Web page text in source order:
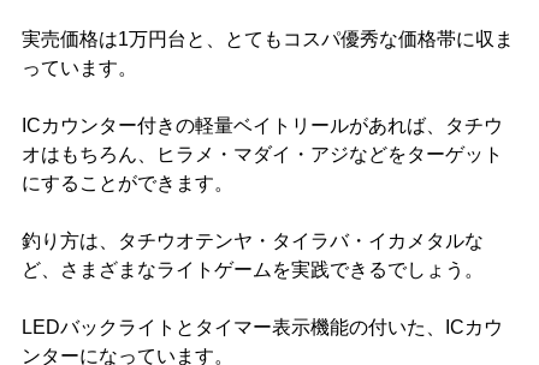
実売価格は1万円台と、とてもコスパ優秀な価格帯に収ま
っています。
ICカウンター付きの軽量ベイトリールがあれば、タチウ
オはもちろん、ヒラメ・マダイ・アジなどをターゲット
にすることができます。
釣り方は、タチウオテンヤ・タイラバ・イカメタルな
ど、さまざまなライトゲームを実践できるでしょう。
LEDバックライトとタイマー表示機能の付いた、ICカウ
ンターになっています。